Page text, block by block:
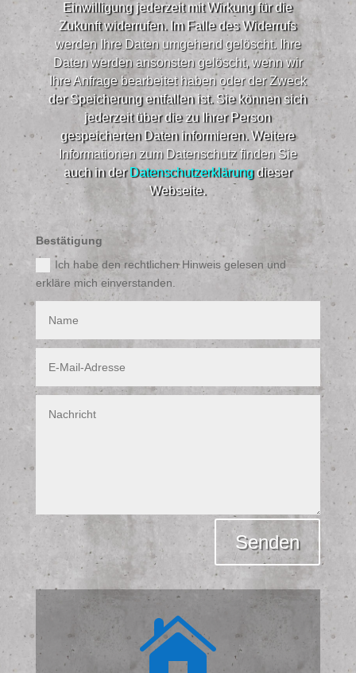
Einwilligung jederzeit mit Wirkung für die
Zukunft widerrufen. Im Falle des Widerrufs
werden Ihre Daten umgehend gelöscht. Ihre
Daten werden ansonsten gelöscht, wenn wir
Ihre Anfrage bearbeitet haben oder der Zweck
der Speicherung entfallen ist. Sie können sich
jederzeit über die zu Ihrer Person
gespeicherten Daten informieren. Weitere
Informationen zum Datenschutz finden Sie
auch in derDatenschutzerklärungdieser
Webseite.​
Bestätigung
Ich habe den rechtlichen Hinweis gelesen und
erkläre mich einverstanden.
Senden
Alternative:
